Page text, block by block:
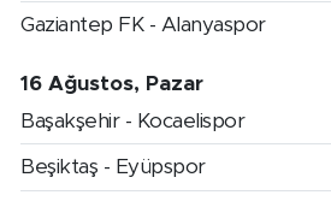
Gaziantep FK - Alanyaspor
16 Ağustos, Pazar
Başakşehir - Kocaelispor
Beşiktaş - Eyüpspor